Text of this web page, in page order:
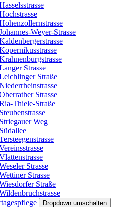
Hasselsstrasse
Hochstrasse
Hohenzollernstrasse
Johannes-Weyer-Strasse
Kaldenbergerstrasse
Kopernikusstrasse
Krahnenburgstrasse
Langer Strasse
Leichlinger Straße
Niederrheinstrasse
Oberrather Strasse
Ria-Thiele-Straße
Steubenstrasse
Striegauer Weg
Südallee
Tersteegenstrasse
Vereinsstrasse
Vlattenstrasse
Weseler Strasse
Wettiner Strasse
Wiesdorfer Straße
Wildenbruchstrasse
Dropdown umschalten